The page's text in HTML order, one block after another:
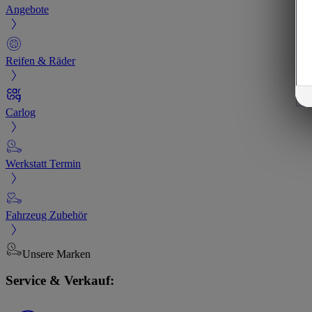
Angebote
Reifen & Räder
Carlog
Werkstatt Termin
Fahrzeug Zubehör
Unsere Marken
Service & Verkauf: